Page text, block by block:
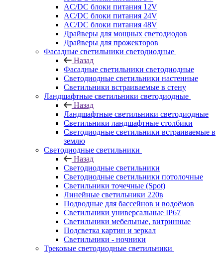
AC/DC блоки питания 12V
AC/DC блоки питания 24V
AC/DC блоки питания 48V
Драйверы для мощных светодиодов
Драйверы для прожекторов
Фасадные светильники светодиодные
Назад
Фасадные светильники светодиодные
Светодиодные светильники настенные
Светильники встраиваемые в стену
Ландшафтные светильники светодиодные
Назад
Ландшафтные светильники светодиодные
Светильники ландшафтные столбики
Светодиодные светильники встраиваемые в
землю
Светодиодные светильники
Назад
Светодиодные светильники
Светодиодные светильники потолочные
Светильники точечные (Spot)
Линейные светильники 220в
Подводные для бассейнов и водоёмов
Светильники универсальные IP67
Светильники мебельные, витринные
Подсветка картин и зеркал
Светильники - ночники
Трековые светодиодные светильники